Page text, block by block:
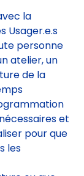
la
Usager.e.s
personne
atelier, un
de la
et
pour que